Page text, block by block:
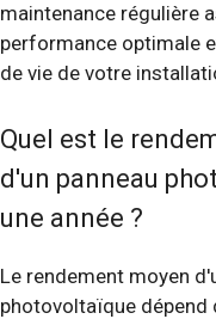
maintenance régulière
performance optimale
de vie de votre
Quel est le
d'un panneau
une année ?
Le rendement moyen
photovoltaïque dépend